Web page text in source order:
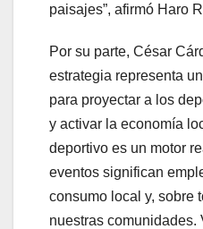
paisajes”, afirmó Haro
Por su parte, César
estrategia representa
para proyectar a los
y activar la economía
deportivo es un motor
eventos significan
consumo local y, sobre
nuestras comunidades.